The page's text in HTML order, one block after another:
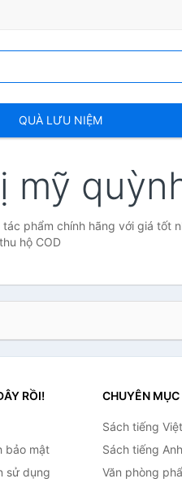
QUÀ LƯU NIỆM
mỹ
phẩm chính hãng với giá tốt
hộ COD
RỒI!
bảo mật
sử dụng
CHUYÊN MỤC
Sách tiếng Việt
Sách tiếng Anh
Văn phòng